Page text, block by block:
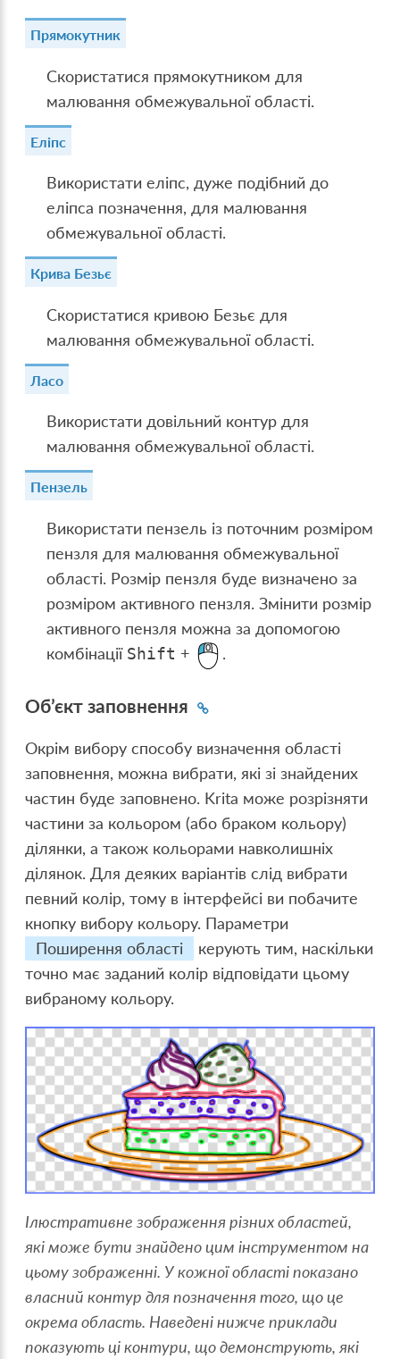
Прямокутник
Скористатися прямокутником для
малювання обмежувальної області.
Еліпс
Використати еліпс, дуже подібний до
еліпса позначення, для малювання
обмежувальної області.
Крива Безьє
Скористатися кривою Безьє для
малювання обмежувальної області.
Ласо
Використати довільний контур для
малювання обмежувальної області.
Пензель
Використати пензель із поточним розміром
пензля для малювання обмежувальної
області. Розмір пензля буде визначено за
розміром активного пензля. Змінити розмір
активного пензля можна за допомогою
комбінації Shift + .
Об’єкт заповнення
Окрім вибору способу визначення області
заповнення, можна вибрати, які зі знайдених
частин буде заповнено. Krita може розрізняти
частини за кольором (або браком кольору)
ділянки, а також кольорами навколишніх
ділянок. Для деяких варіантів слід вибрати
певний колір, тому в інтерфейсі ви побачите
кнопку вибору кольору. Параметри
Поширення області
керують тим, наскільки
точно має заданий колір відповідати цьому
вибраному кольору.
Ілюстративне зображення різних областей,
які може бути знайдено цим інструментом на
цьому зображенні. У кожної області показано
власний контур для позначення того, що це
окрема область. Наведені нижче приклади
показують ці контури, що демонструють, які